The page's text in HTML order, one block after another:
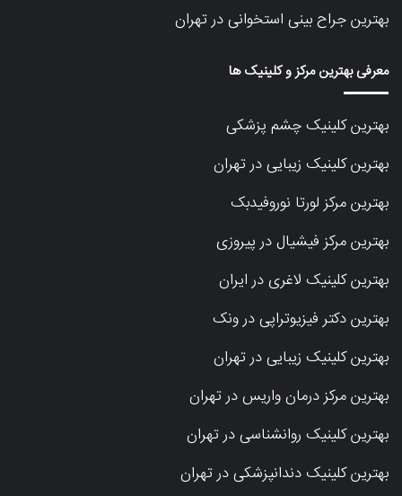
بهترین جراح بینی استخوانی در تهران
معرفی بهترین مرکز و کلینیک ها
بهترین کلینیک چشم پزشکی
بهترین کلینیک زیبایی در تهران
بهترین مرکز لورتا نوروفیدبک
بهترین مرکز فیشیال در پیروزی
بهترین کلینیک لاغری در ایران
بهترین دکتر فیزیوتراپی در ونک
بهترین کلینیک زیبایی در تهران
بهترین مرکز درمان واریس در تهران
بهترین کلینیک روانشناسی در تهران
بهترین کلینیک دندانپزشکی در تهران